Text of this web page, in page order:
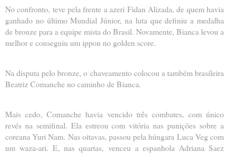
No confronto, teve pela frente a azeri Fidan Alizada, de quem havia
ganhado no último Mundial Júnior, na luta que definiu a medalha
de bronze para a equipe mista do Brasil. Novamente, Bianca levou a
melhor e conseguiu um ippon no golden score.
Na disputa pelo bronze, o chaveamento colocou a também brasileira
Beatriz Comanche no caminho de Bianca.
Mais cedo, Comanche havia vencido três combates, com único
revés na semifinal. Ela estreou com vitória nas punições sobre a
coreana Yuri Nam. Nas oitavas, passou pela húngara Luca Veg com
um waza-ari. E, nas quartas, venceu a espanhola Adriana Saez